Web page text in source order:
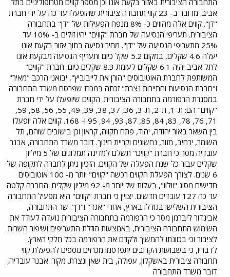
אביב. מדובר ב- 23 קווי תחבורה ציבורית שהופעלו עד כה על ידי חברת
"דן". קווים אלה מהווים כ- 8% מנפח הפעילות של "דן" בתחבורה
הציבורית. תעריפי הנסיעה של חברת "קווים" יהיו זולים ב- 10% עד
25% מתעריפי הנסיעה של "דן". מחיר נסיעה בתוך אזור בקעת אונו
יעלה 4.6 שקלים, במקום 5.2 שקל כיום ותעריף הנסיעה מבקעת אונו
לתל אביב יהיה 6.1 שקלים לעומת 8.3 שקלים כיום. חברת "קווים"
המשותפת לחברת האוטובוסים "הורן את לייבוביץ", יבואני הרכב "מאיר"
ו"חברת הנסיעות והתיירות נצרת" זכתה במכרז שפרסם משרד התחבורה
במסגרת הרפורמה בתחבורה הציבורית. הקווים שיופעלו על ידי חברת
"קווים" הם: ת-1, ת-2, ת-3, 36, 37, 38, 39, 49, 55, 56, 58, 59,
71, 76, 78, 83, 84, 85, 87, 93, 94, 95 ו- 168. קווים אלה יופעלו
בין השאר באור יהודה, יהוד, פתח תקווה, קראון וכן בישובים שוהם, תל
השומר, ירחיב, מזור, נחשונים וקריית חינוך. דובר משרד התחבורה, אבנר
עובדיה מסר כי חברת "קווים" תשלם למדינה תמלוגים של 5 מיליון
שקלים עבור כל שנת הפעלה של הקווים. הזכיון ניתן לחברה לתקופה של
6 שנים. לצורך הפעלת הקווים רכשה "קווים" יותר מ- 100 אוטובוסים
חדישים מסוג "וולוו", בעלות של יותר מ- 92 מיליון שקלים. החברה קלטה
עד כה 127 עובדים חדשים. יצויין כי חברת "קווים" היא מפעיל התחבורה
הציבורית השלישי בגודלו בארץ, אחרי "אגד" ו"דן". שר התחבורה,
אביגדור ליברמן מסר כי הרפורמה בתחבורה הציבורית נועדה לעודד את
השימוש התחבורה הציבורית, באמצעות הוזלת התעריפים ושיפור השרות
לציבור וכי בכוונתו להמשיך ולקדם את הרפורמה בכל חלקי הארץ.
לדבריו, כי בשבועות הקרובים יתפרסמו מכרזים נוספים להפעלת קווי
תחבורה ציבורית באשקלון, עפולה, בית שאן ונצרת. מקור: אבנר עובדיה,
דובר משרד התחבורה